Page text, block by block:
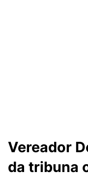
Vereador
da tribuna